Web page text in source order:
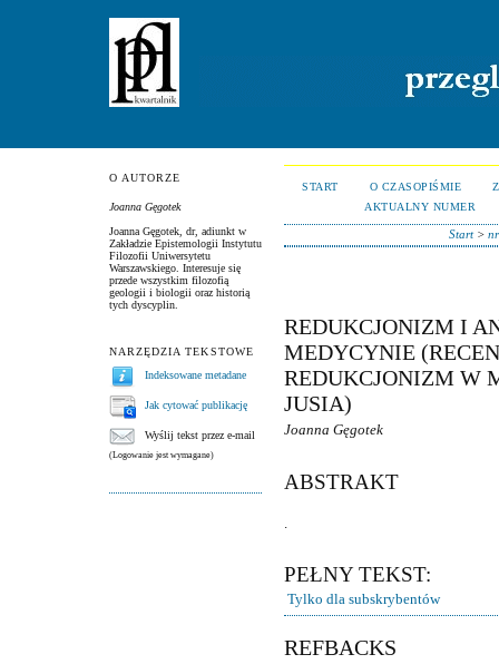
O AUTORZE
Joanna Gęgotek
Joanna Gęgotek, dr, adiunkt w
Zakładzie Epistemologii Instytutu
Filozofii Uniwersytetu
Warszawskiego. Interesuje się
przede wszystkim filozofią
geologii i biologii oraz historią
tych dyscyplin.
NARZĘDZIA TEKSTOWE
Indeksowane metadane
Jak cytować publikację
Wyślij tekst przez e-mail
(Logowanie jest wymagane)
START O CZASOPIŚMIE
AKTUALNY NUMER
Start>
REDUKCJONIZM I
MEDYCYNIE
REDUKCJONIZM W
JUSIA)
Joanna Gęgotek
ABSTRAKT
PEŁNY TEKST:
Tylko dla subskrybentów
REFBACKS